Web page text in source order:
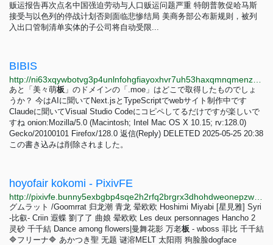
贩运报告再次点名中国强迫劳动与人口贩运问题严重 特朗普敦促哈马斯
接受与以色列的停战计划否则面临悲惨结局 美商务部公布新规则，被列
入出口管制清单实体的子公司将自动受限...
BIBIS
あと「美々萌板 」のドメインの「.moe」はどこで取得したものでしょ
うか？ 今はAIに聞いてNext.jsとTypeScriptでwebサイト制作中です
Claudeに聞いてVisual Studio Codeにコピペしてるだけですが楽しいで
すね onion:Mozilla/5.0 (Macintosh; Intel Mac OS X 10.15; rv:128.0)
Gecko/20100101 Firefox/128.0 返信(Reply) DELETED 2025-05-25 20:38
この書き込みは削除されました。
hoyofair kokomi - PixivFE
グムラット /Goomrrat 归龙潮 青龙 晕欧欧 Hoshimi Miyabi [星見雅] Syri
-比叡- Criin 遐蝶 劉了了 曲娘 晕欧欧 Les deux personnages Hancho 2
灵砂 千千結 Dance among flowers|曼舞花影 万老板 - wboss 菲比 千千結
🔷フリーナ🔷 あかつき聖 无题 谜溶MELT 太阳雨 狗脸脸dogface